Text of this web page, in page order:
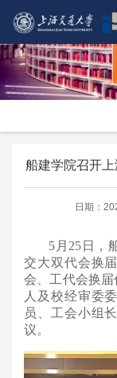
船建学院召开
日期：
5月25日，船
交大双代会换
会、工代会换
人及校经审委
员、工会小组
议。